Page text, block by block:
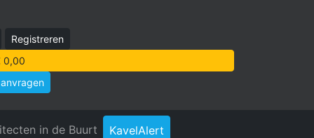
Registreren
0,00
in de Buurt KavelAlert